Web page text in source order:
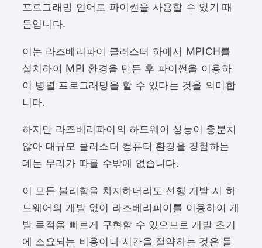
프로그래밍 언어로 파이썬을 사용할 수 있기 때
문입니다.
이는 라즈베리파이 클러스터 하에서 MPICH를
설치하여 MPI 환경을 만든 후 파이썬을 이용하
여 병렬 프로그래밍을 할 수 있다는 것을 의미합
니다.
하지만 라즈베리파이의 하드웨어 성능이 충분치
않아 대규모 클러스터 컴퓨터 환경을 경험하는
데는 무리가 따를 수밖에 없습니다.
이 모든 불리함을 차지하더라도 선행 개발 시 하
드웨어의 개발 없이 라즈베리파이를 이용하여 개
발 목적을 빠르게 구현할 수 있으므로 개발 초기
에 소요되는 비용이나 시간을 절약하는 것은 물